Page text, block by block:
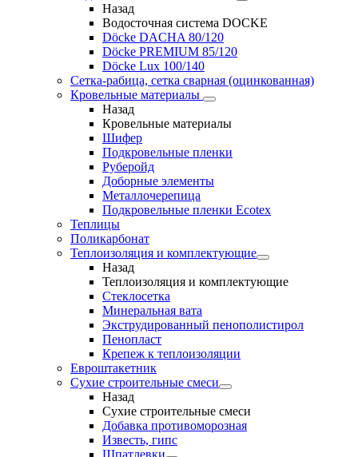
Назад
Водосточная система DOCKE
Döсkе DACHA 80/120
Döcke PREMIUM 85/120
Döсkе Luх 100/140
Сетка-рабица, сетка сварная (оцинкованная)
Кровельные материалы
Назад
Кровельные материалы
Шифер
Подкровельные пленки
Руберойд
Доборные элементы
Металлочерепица
Подкровельные пленки Ecotex
Теплицы
Поликарбонат
Теплоизоляция и комплектующие
Назад
Теплоизоляция и комплектующие
Стеклосетка
Минеральная вата
Экструдированный пенополистирол
Пенопласт
Крепеж к теплоизоляции
Евроштакетник
Сухие строительные смеси
Назад
Сухие строительные смеси
Добавка противоморозная
Известь, гипс
Шпатлевки